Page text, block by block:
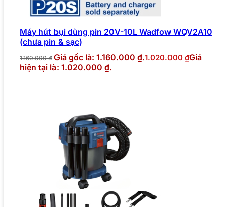
Máy hút bụi dùng pin 20V-10L Wadfow WQV2A10
(chưa pin & sạc)
1.160.000₫ Giá gốc là: 1.160.000 ₫.1.020.000 ₫Giá
hiện tại là: 1.020.000 ₫.